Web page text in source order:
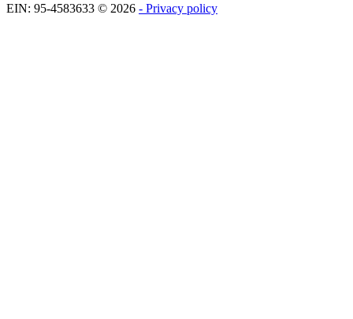
EIN: 95-4583633 © 2026 - Privacy policy